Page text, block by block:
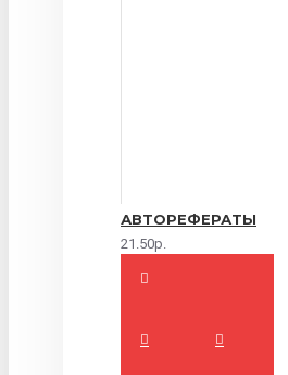
АВТОРЕФЕРАТЫ
21.50р.